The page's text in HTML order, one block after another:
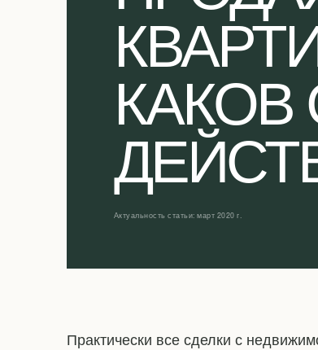
КАКОВ
Актуальность статьи: март 2020 г.
Практически все сделки с